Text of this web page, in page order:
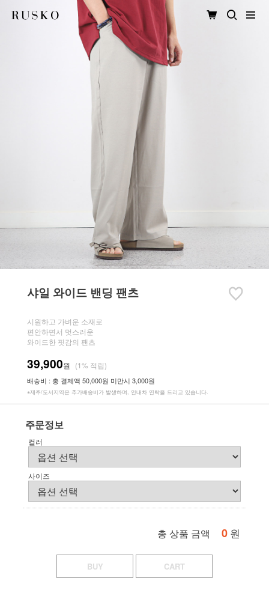
샤일 와이드 밴딩 팬츠
시원하고 가벼운 소재로
편안하면서 멋스러운
와이드한 핏감의 팬츠
39,900원 (1% 적립)
배송비 : 총 결제액 50,000원 미만시 3,000원
※제주/도서지역은 추가배송비가 발생하며, 안내차 연락을 드리고 있습니다.
주문정보
컬러
사이즈
총 상품 금액 0 원
BUY CART